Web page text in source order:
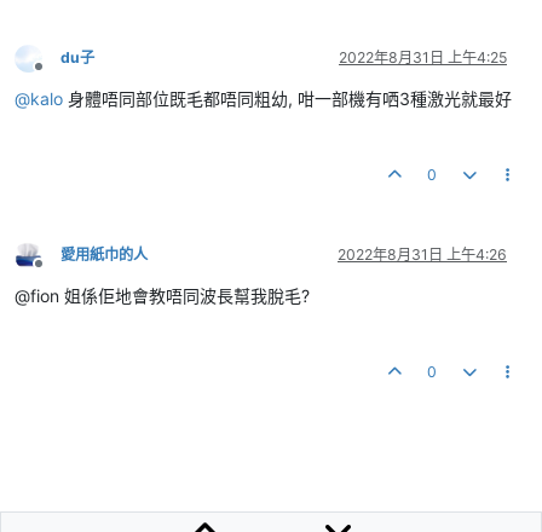
離線
du子 2022年8月31日 上午4:25
@kalo 身體唔同部位既毛都唔同粗幼, 咁一部機有哂3種激光就最好
0
離線
愛用紙巾的人 2022年8月31日 上午4:26
@fion 姐係佢地會教唔同波長幫我脫毛?
0